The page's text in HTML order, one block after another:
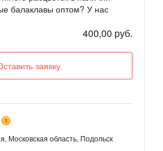
балаклавы оптом? У нас
400,00 руб.
заявку
1
Московская область, Подольск